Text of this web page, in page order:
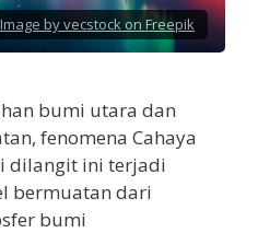
Image by vecstock on Freepik
bumi utara dan
fenomena Cahaya
dilangit ini terjadi
bermuatan dari
bumi